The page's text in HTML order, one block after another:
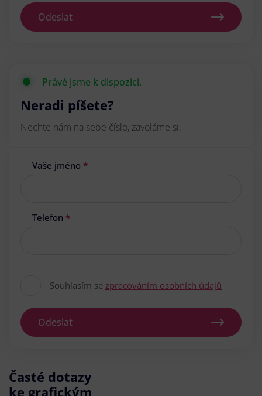
Odeslat
Právě jsme k dispozici.
Neradi píšete?
Nechte nám na sebe číslo, zavoláme si.
Vaše jméno *
Telefon *
Souhlasím se zpracováním osobních údajů
Odeslat
Časté dotazy
ke grafickým